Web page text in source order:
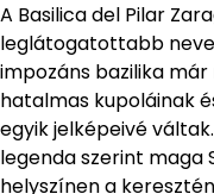
A Basilica del Pilar
leglátogatottabb
impozáns bazilika
hatalmas kupoláinak
egyik jelképeivé
legenda szerint
helyszínen a